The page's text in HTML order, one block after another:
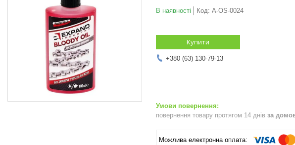
В наявності Код: A-OS-0024
Купити
+380 (63) 130-79-13
повернення товару протягом 14 днів за